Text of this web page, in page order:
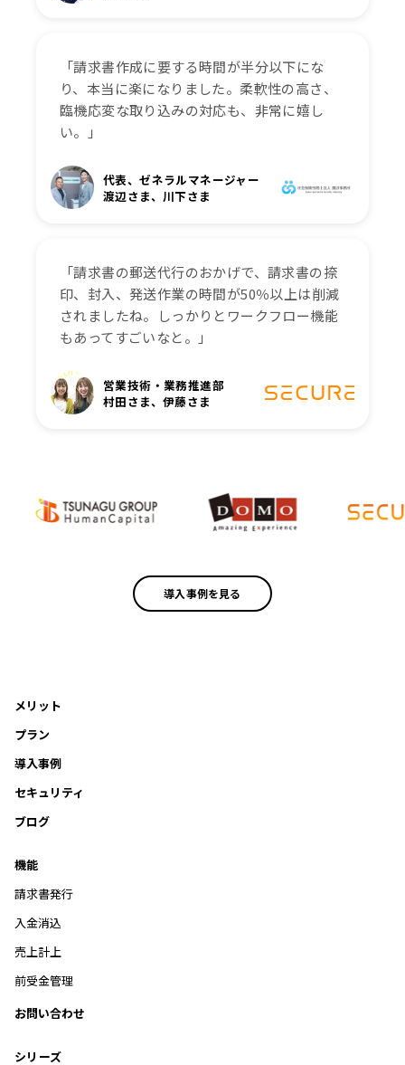
「請求書作成に要する時間が半分以下にな
り、本当に楽になりました。柔軟性の高さ、
臨機応変な取り込みの対応も、非常に嬉し
い。」
代表、ゼネラルマネージャー
渡辺さま、川下さま
「請求書の郵送代行のおかげで、請求書の捺
印、封入、発送作業の時間が50％以上は削減
されましたね。しっかりとワークフロー機能
もあってすごいなと。」
営業技術・業務推進部
村田さま、伊藤さま
導入事例を見る
メリット
プラン
導入事例
セキュリティ
ブログ
機能
請求書発行
入金消込
売上計上
前受金管理
お問い合わせ
シリーズ